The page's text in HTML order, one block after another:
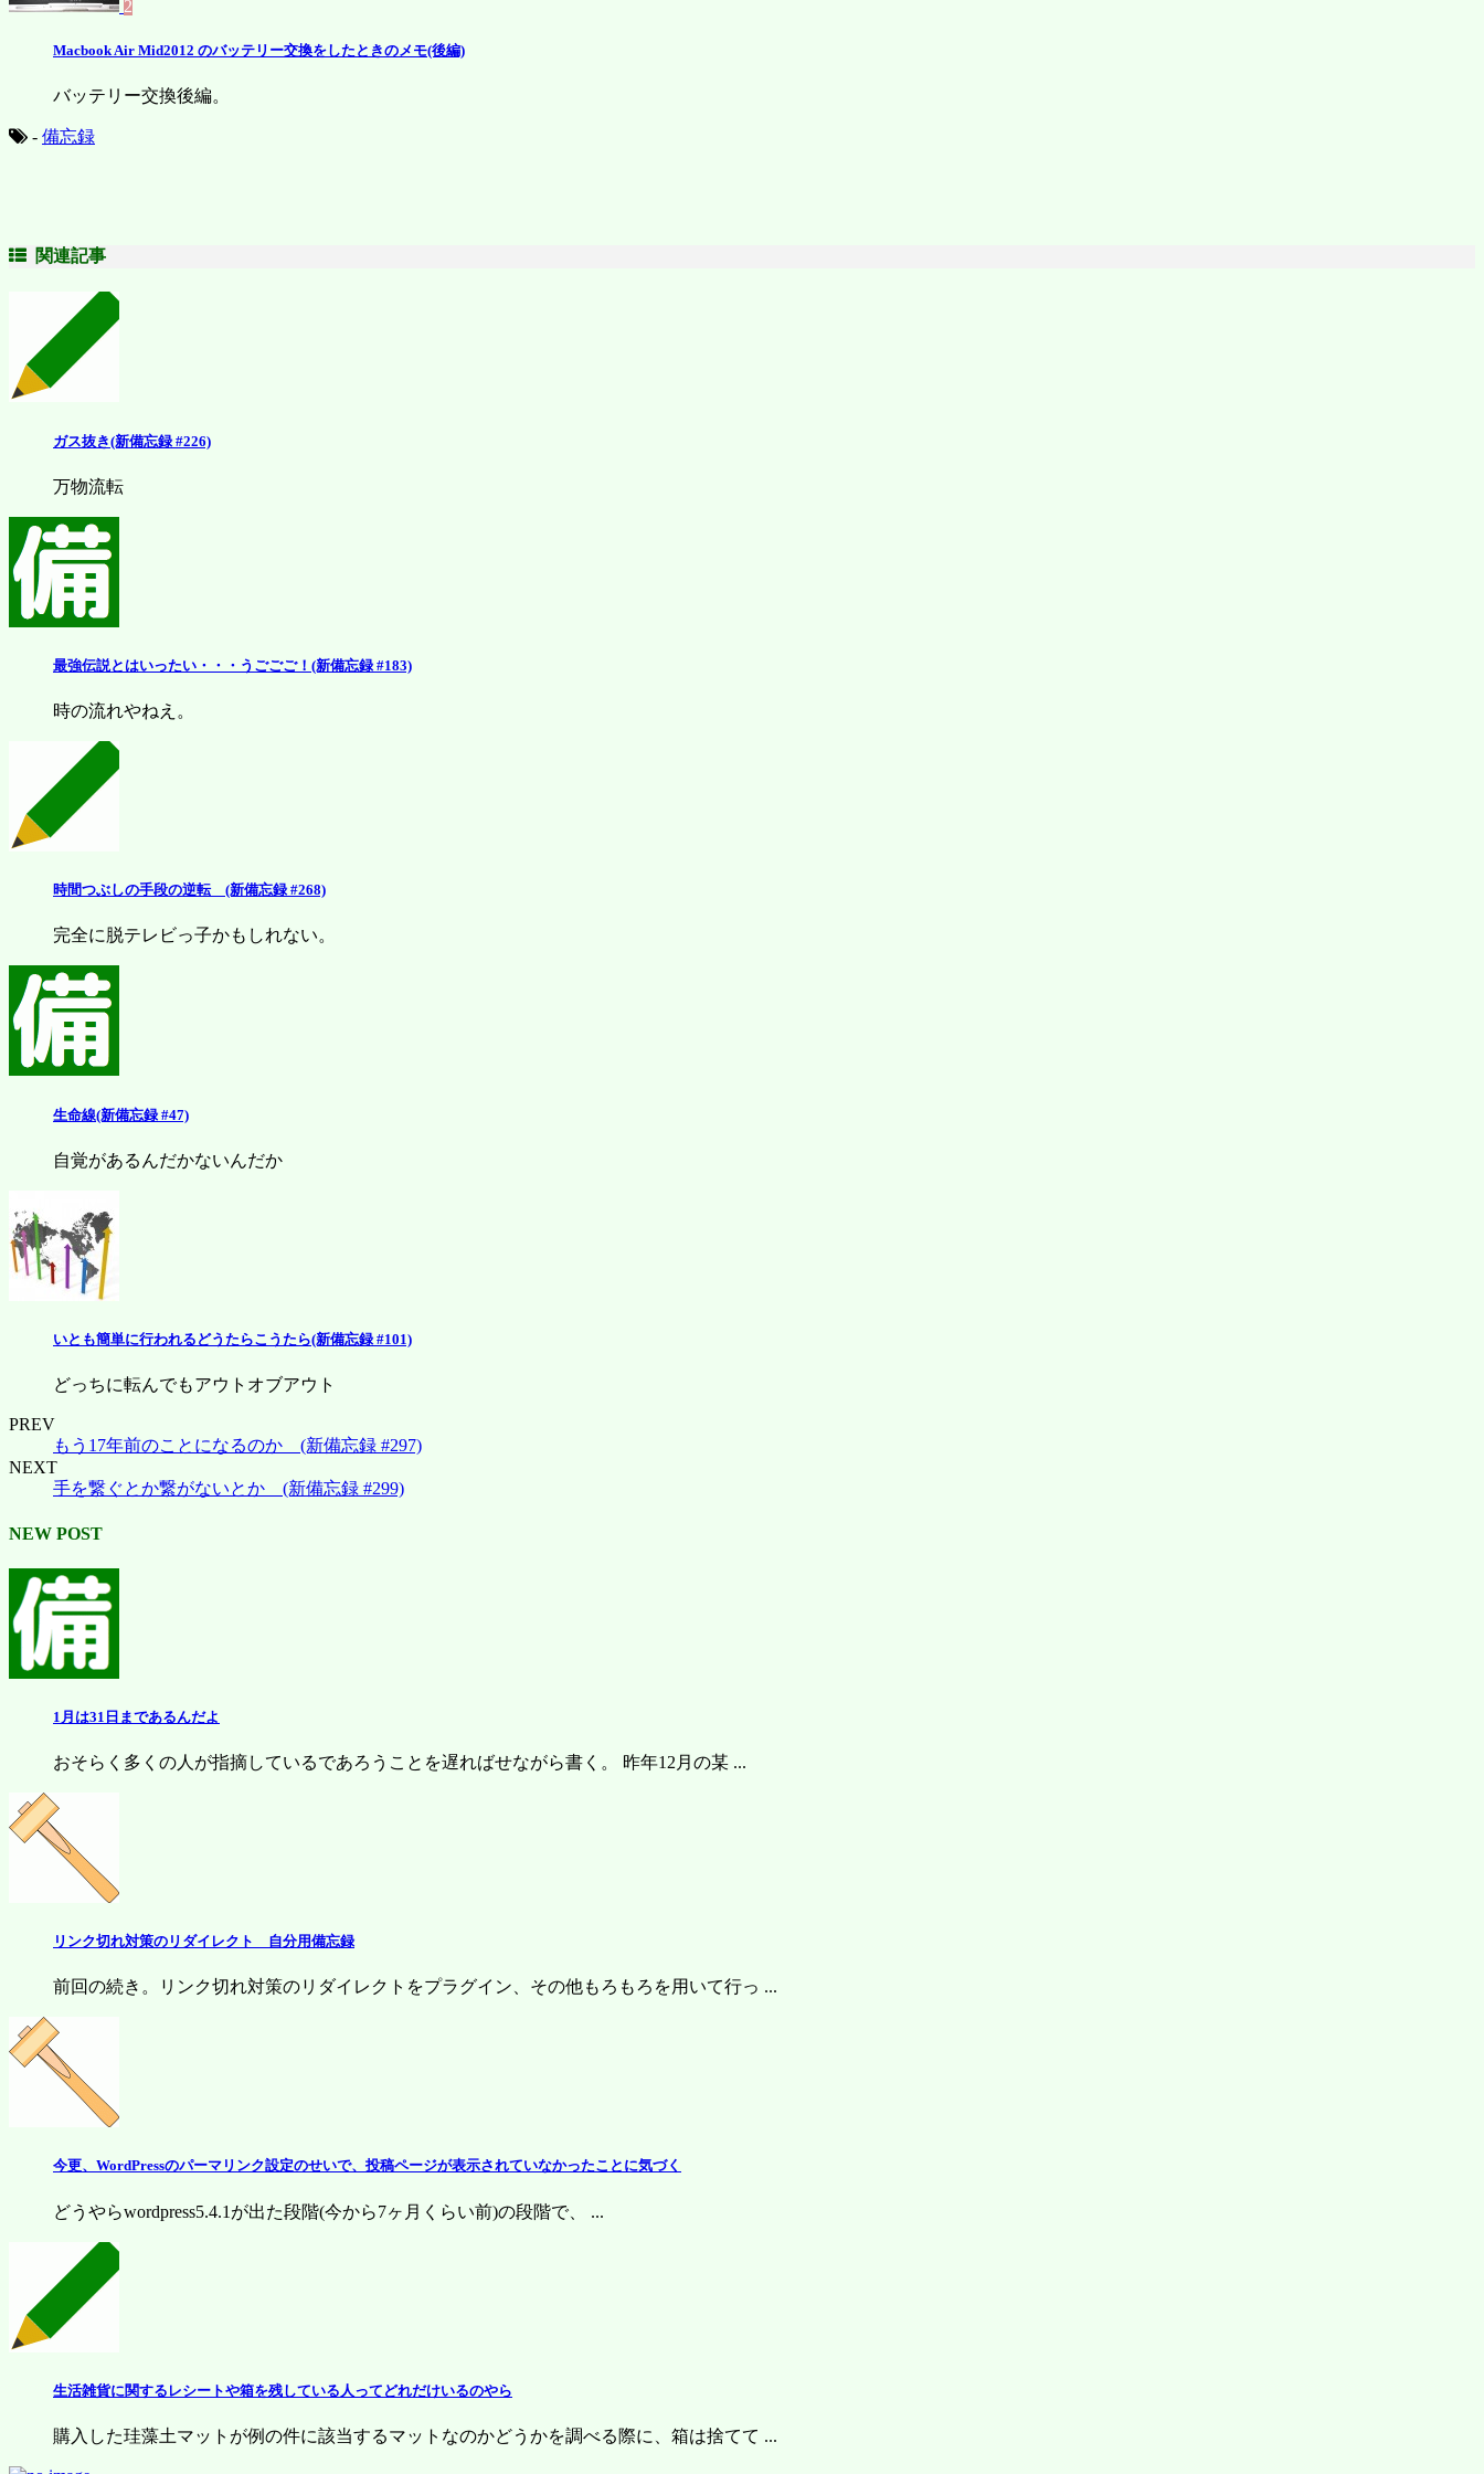
2
Macbook Air Mid2012 のバッテリー交換をしたときのメモ(後編)
バッテリー交換後編。
- 備忘録
関連記事
ガス抜き(新備忘録 #226)
万物流転
最強伝説とはいったい・・・うごごご！(新備忘録 #183)
時の流れやねえ。
時間つぶしの手段の逆転 (新備忘録 #268)
完全に脱テレビっ子かもしれない。
生命線(新備忘録 #47)
自覚があるんだかないんだか
いとも簡単に行われるどうたらこうたら(新備忘録 #101)
どっちに転んでもアウトオブアウト
PREV
もう17年前のことになるのか (新備忘録 #297)
NEXT
手を繋ぐとか繋がないとか (新備忘録 #299)
NEW POST
1月は31日まであるんだよ
おそらく多くの人が指摘しているであろうことを遅ればせながら書く。 昨年12月の某 ...
リンク切れ対策のリダイレクト 自分用備忘録
前回の続き。リンク切れ対策のリダイレクトをプラグイン、その他もろもろを用いて行っ ...
今更、WordPressのパーマリンク設定のせいで、投稿ページが表示されていなかったことに気づく
どうやらwordpress5.4.1が出た段階(今から7ヶ月くらい前)の段階で、 ...
生活雑貨に関するレシートや箱を残している人ってどれだけいるのやら
購入した珪藻土マットが例の件に該当するマットなのかどうかを調べる際に、箱は捨てて ...